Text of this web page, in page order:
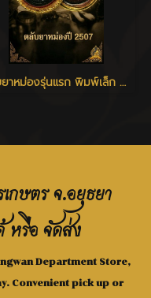
ตลับยาหม่องรุ่นแรก พิมพ์เล็ก หลวงพ่อเต๋ วัดสามง่าม
กษตร จ.อยุธยา
หรือ จัดส่ง
Department Store,
Convenient pick up or